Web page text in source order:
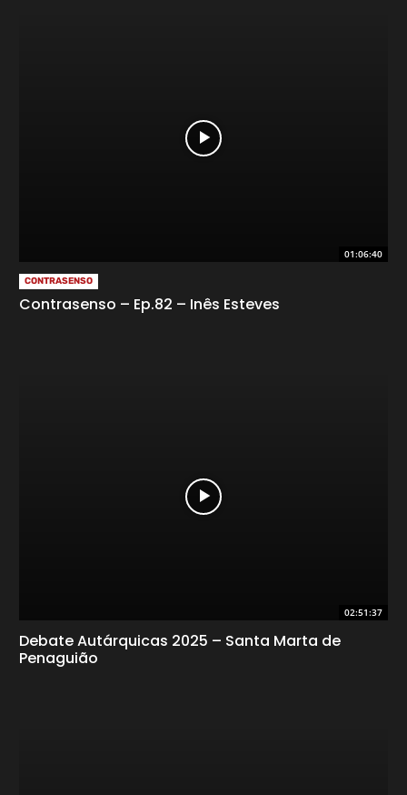
01:06:40
CONTRASENSO
Contrasenso – Ep.82 – Inês Esteves
02:51:37
Debate Autárquicas 2025 – Santa Marta de
Penaguião